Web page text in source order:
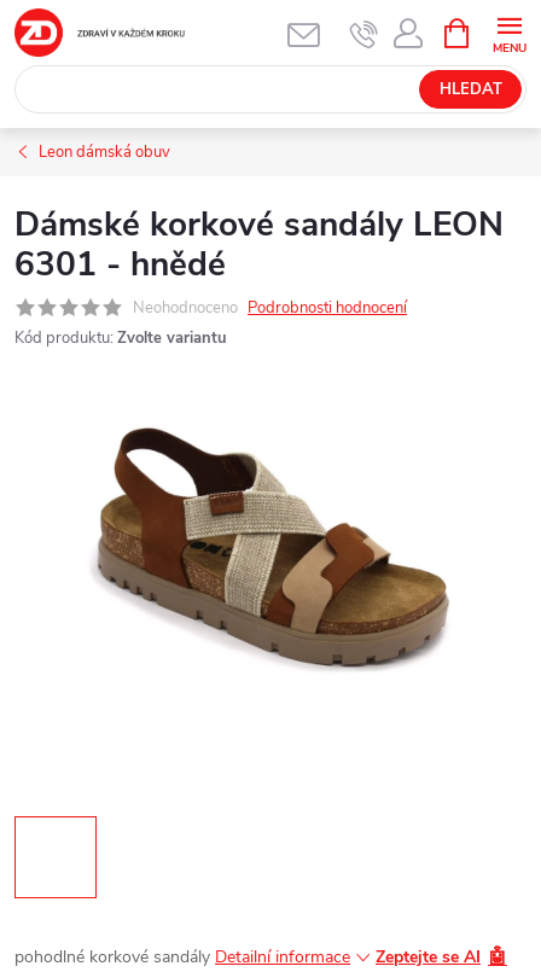
Přejít
na
obsah
HLEDAT
NÁKUPNÍ
KOŠÍK
Leon dámská obuv
Dámské korkové sandály LEON
6301 - hnědé
Neohodnoceno Podrobnosti hodnocení
Kód produktu: Zvolte variantu
pohodlné korkové sandály Detailní informace Zeptejte se AI 🤖